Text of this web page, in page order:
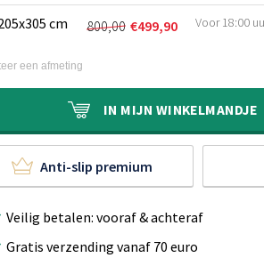
€300,00.
€189,90.
prijs
was:
prijs
is:
cm 800,00
Oorspronkelijke
€800,00.
€499,90
Huidige
€499,90.
Voor 18:00
een afmeting
IN MIJN WINKELMANDJE
Anti-slip premium
Veilig betalen: vooraf & achteraf
Gratis verzending vanaf 70 euro